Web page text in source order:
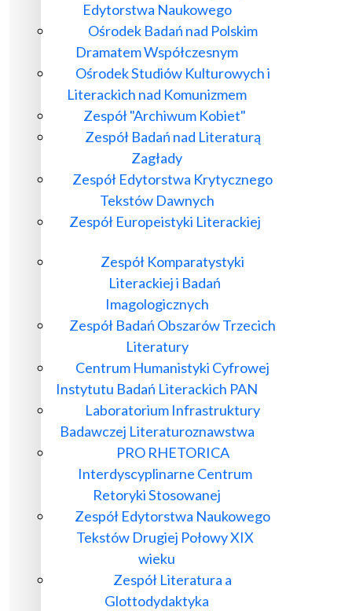
Edytorstwa Naukowego
Ośrodek Badań nad Polskim
Dramatem Współczesnym
Ośrodek Studiów Kulturowych i
Literackich nad Komunizmem
Zespół "Archiwum Kobiet"
Zespół Badań nad Literaturą
Zagłady
Zespół Edytorstwa Krytycznego
Tekstów Dawnych
Zespół Europeistyki Literackiej
Zespół Komparatystyki
Literackiej i Badań
Imagologicznych
Zespół Badań Obszarów Trzecich
Literatury
Centrum Humanistyki Cyfrowej
Instytutu Badań Literackich PAN
Laboratorium Infrastruktury
Badawczej Literaturoznawstwa
PRO RHETORICA
Interdyscyplinarne Centrum
Retoryki Stosowanej
Zespół Edytorstwa Naukowego
Tekstów Drugiej Połowy XIX
wieku
Zespół Literatura a
Glottodydaktyka